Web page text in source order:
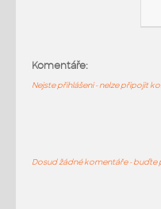
Komentáře:
Nejste přihlášeni - nelze připojit
Dosud žádné komentáře - buďte